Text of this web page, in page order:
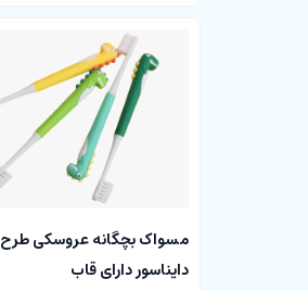
مسواک بچگانه عروسکی طرح
دایناسور دارای قاب